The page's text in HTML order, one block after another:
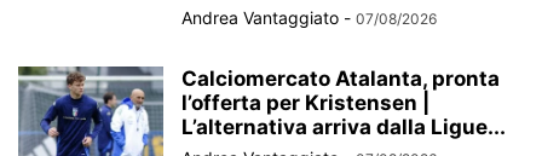
Andrea Vantaggiato - 07/08/2026
Calciomercato Atalanta, pronta
l’offerta per Kristensen |
L’alternativa arriva dalla Ligue...